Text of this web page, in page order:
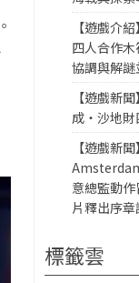
【遊戲介
四人合作
協調與解
【遊戲新
成・沙地
【遊戲新
意總監動
片釋出序
標籤雲